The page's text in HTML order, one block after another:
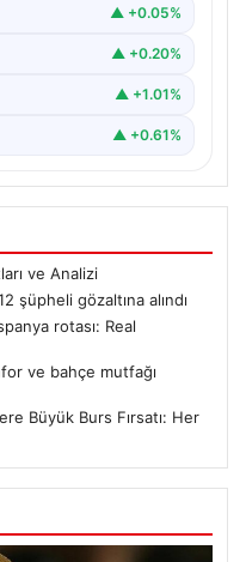
▲ +0.05%
▲ +0.20%
▲ +1.01%
▲ +0.61%
ve Analizi
şüpheli gözaltına alındı
rotası: Real
ve bahçe mutfağı
Büyük Burs Fırsatı: Her